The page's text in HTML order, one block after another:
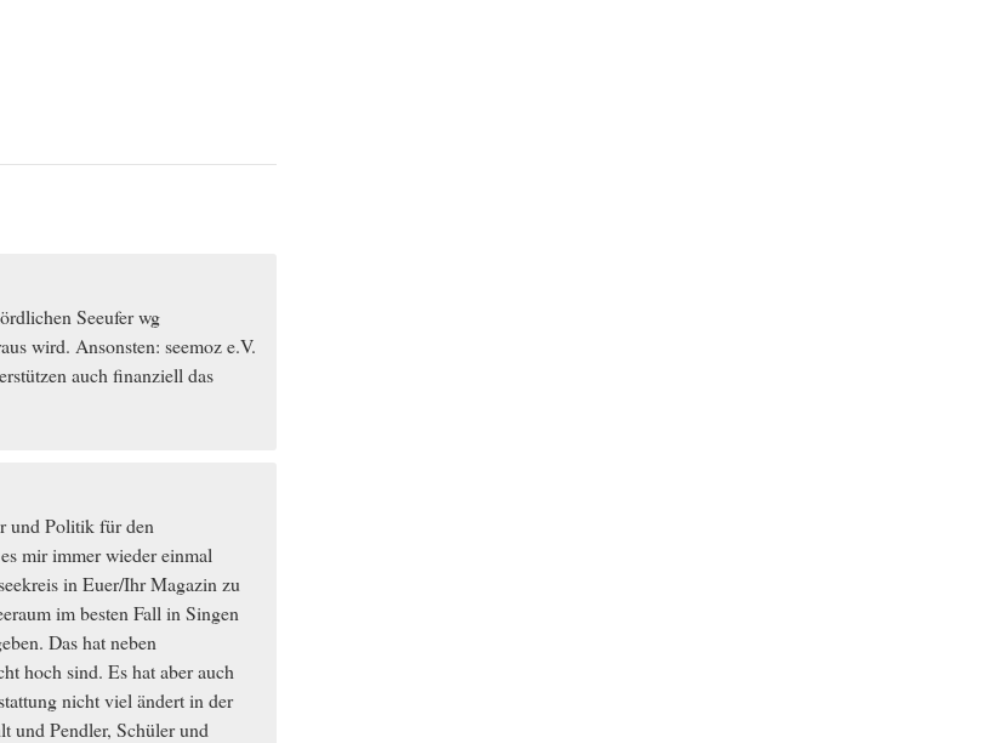
Seeufer wg
wird. Ansonsten: seemoz e.V.
auch finanziell das
und Politik für den
mir immer wieder einmal
in Euer/Ihr Magazin zu
im besten Fall in Singen
Das hat neben
hoch sind. Es hat aber auch
nicht viel ändert in der
und Pendler, Schüler und